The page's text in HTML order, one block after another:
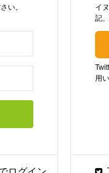
い。
イ
記
用